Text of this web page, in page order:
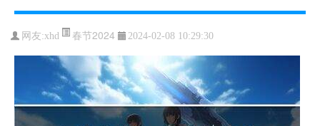
网友:xhd 春节2024 2024-02-08 10:29:30